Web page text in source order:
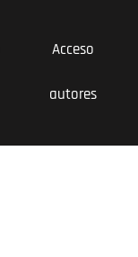
Acceso
autores